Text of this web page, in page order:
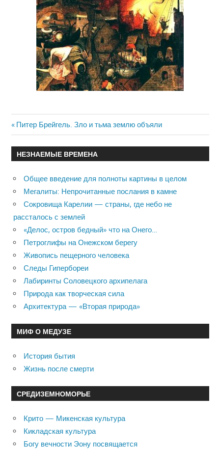
Навигация
по
записям
Previous
Post:
Питер Брейгель. Зло и тьма землю объяли
НЕЗНАЕМЫЕ ВРЕМЕНА
Общее введение для полноты картины в целом
Мегалиты: Непрочитанные послания в камне
Сокровища Карелии — страны, где небо не
рассталось с землей
«Делос, остров бедный» что на Онего…
Петроглифы на Онежском берегу
Живопись пещерного человека
Следы Гипербореи
Лабиринты Соловецкого архипелага
Природа как творческая сила
Архитектура — «Вторая природа»
МИФ О МЕДУЗЕ
История бытия
Жизнь после смерти
СРЕДИЗЕМНОМОРЬЕ
Крито — Микенская культура
Кикладская культура
Богу вечности Эону посвящается